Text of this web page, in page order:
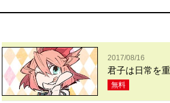
2017/08/16
君子は日常を
無料